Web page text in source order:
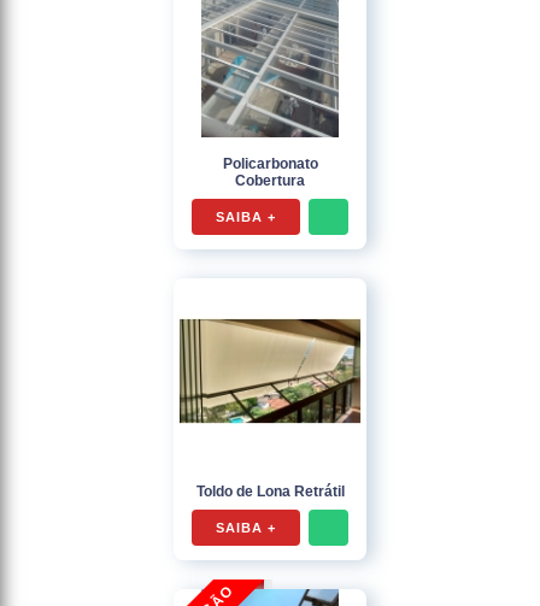
Policarbonato
Cobertura
SAIBA +
Toldo de Lona Retrátil
SAIBA +